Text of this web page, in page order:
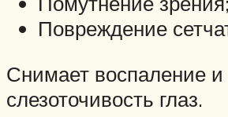
Повреждение
Снимает воспаление и
слезоточивость глаз.